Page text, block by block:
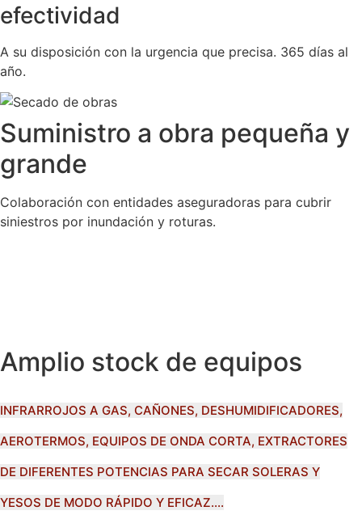
efectividad
A su disposición con la urgencia que precisa. 365 días al
año.
Suministro a obra pequeña y
grande
Colaboración con entidades aseguradoras para cubrir
siniestros por inundación y roturas.
Amplio stock de equipos
INFRARROJOS A GAS, CAÑONES, DESHUMIDIFICADORES,
AEROTERMOS, EQUIPOS DE ONDA CORTA, EXTRACTORES
DE DIFERENTES POTENCIAS PARA SECAR SOLERAS Y
YESOS DE MODO RÁPIDO Y EFICAZ....